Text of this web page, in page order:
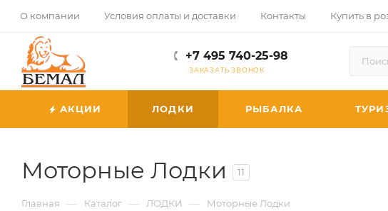
О компании Условия оплаты и доставки Контакты Купить в
+7 495 740-25-98
ЗАКАЗАТЬ ЗВОНОК
АКЦИИ ЛОДКИ РЫБАЛКА
Моторные Лодки 11
Главная — Каталог — ЛОДКИ — Моторные Лодки